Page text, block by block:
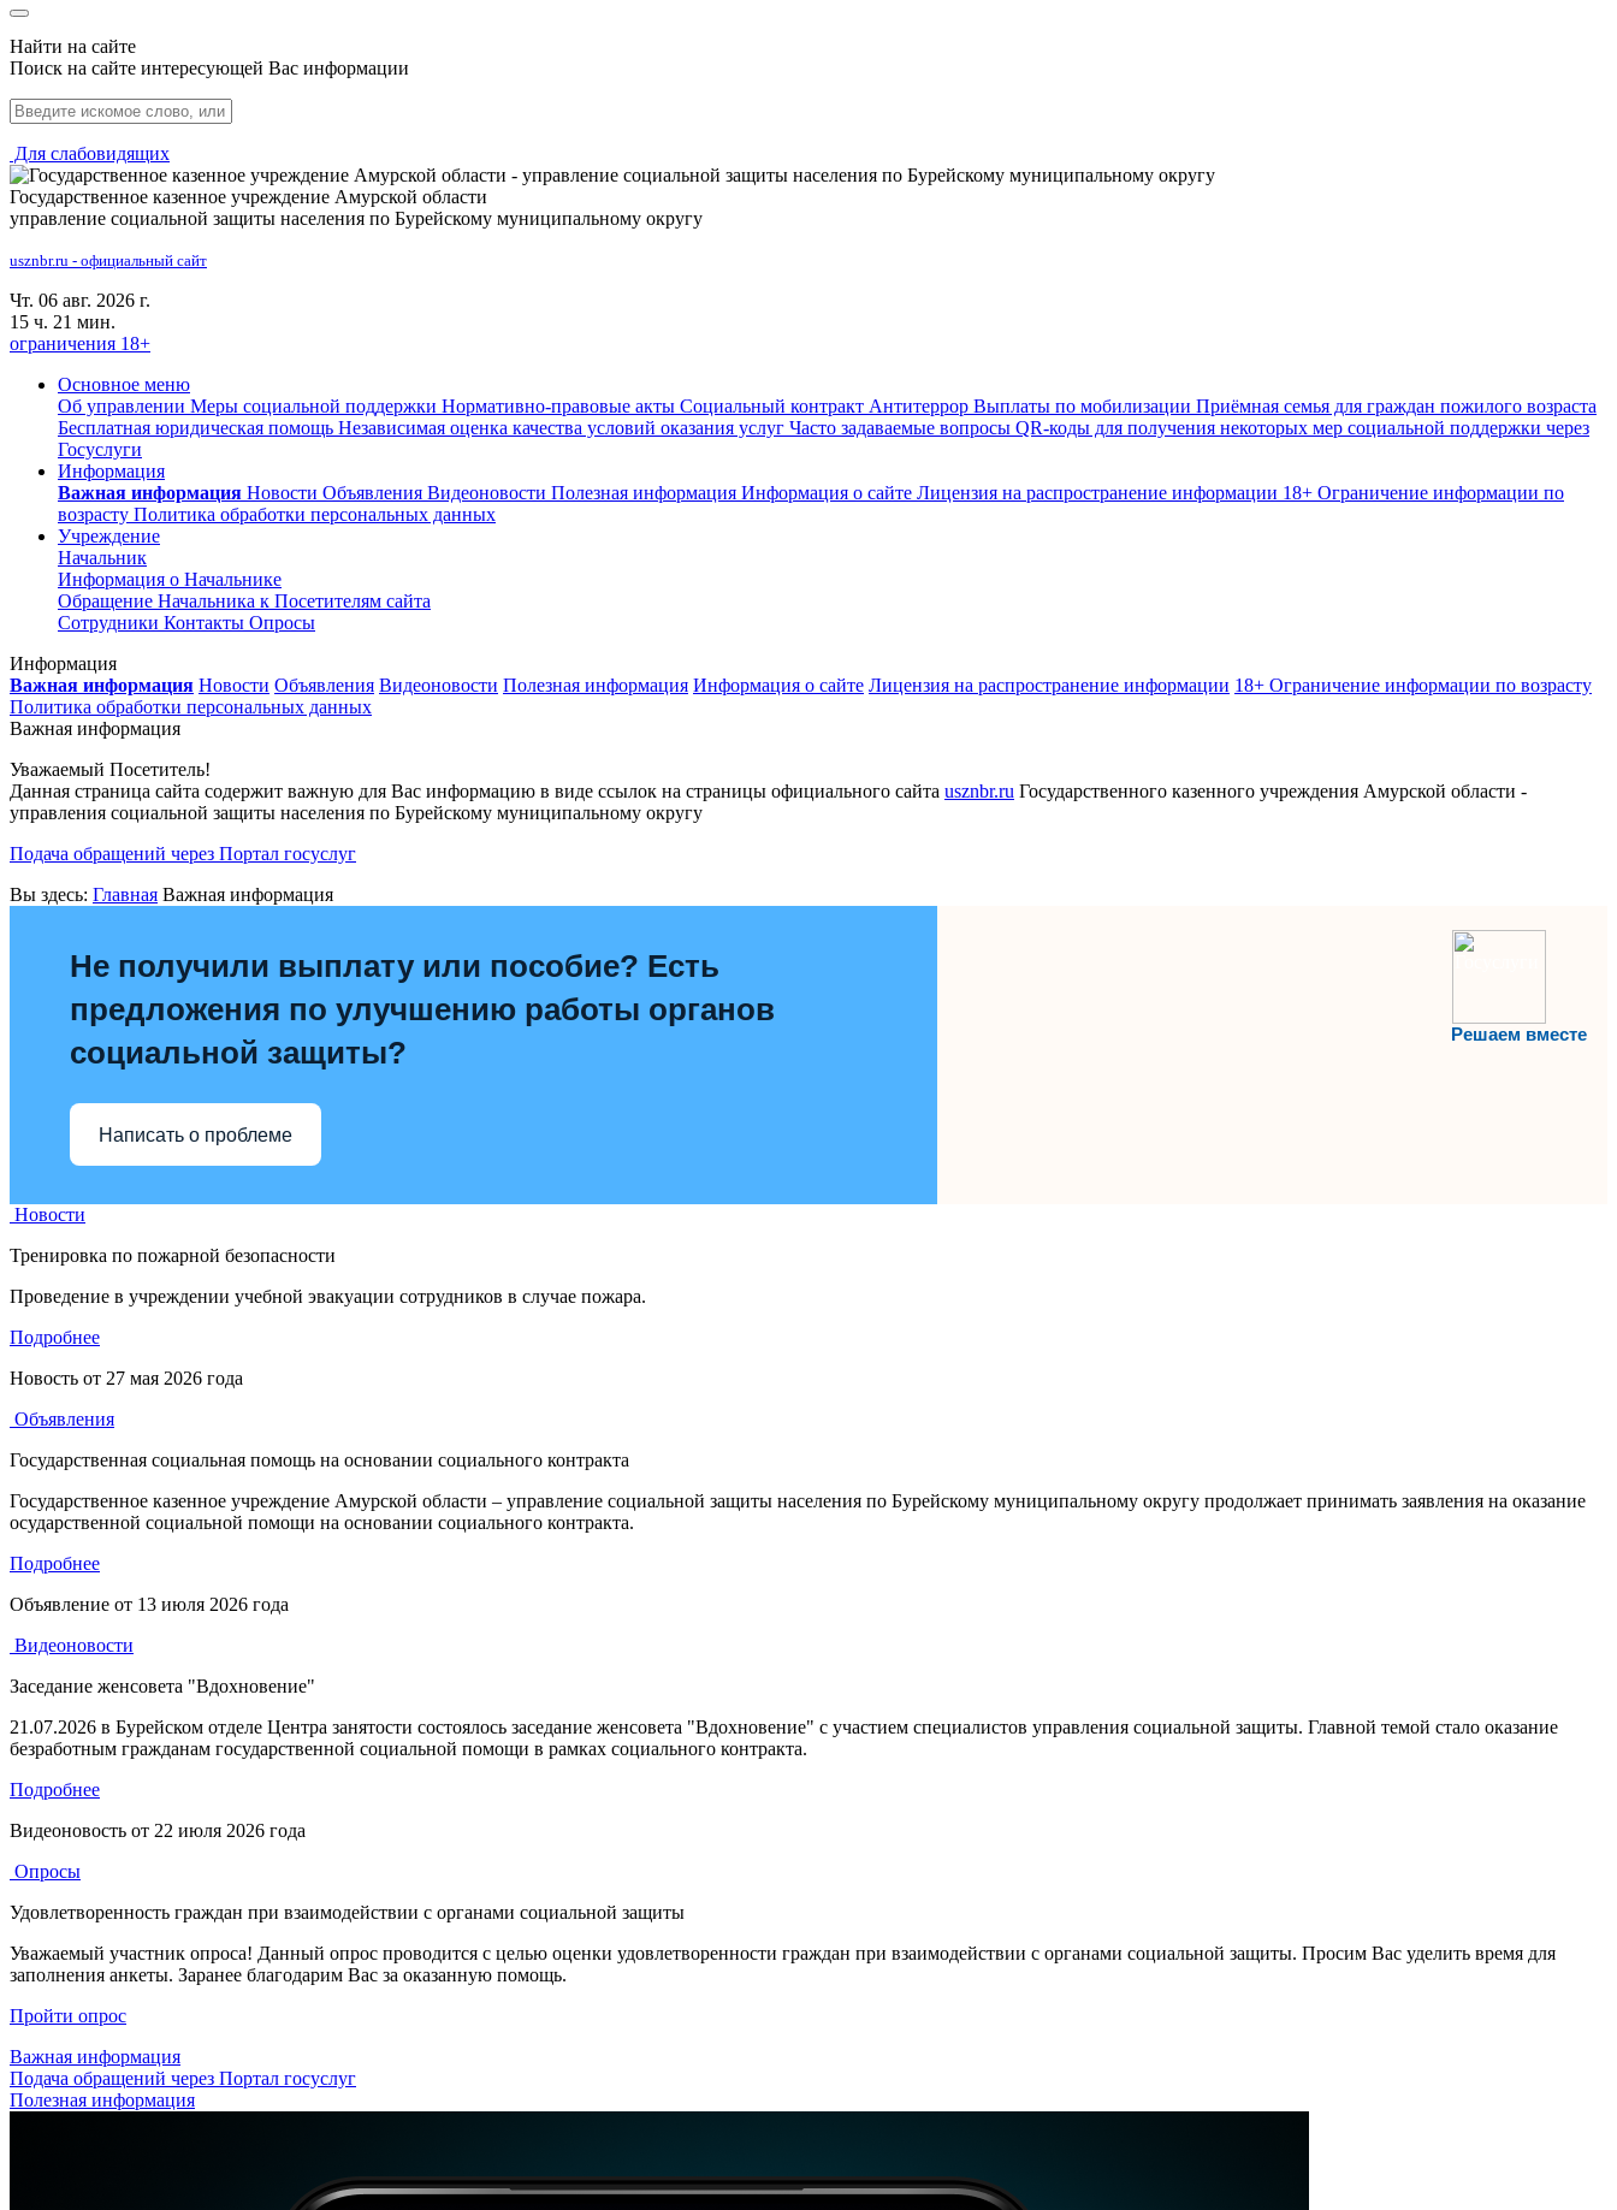
Найти на сайте
Поиск на сайте интересующей Вас информации
Для слабовидящих
Государственное казенное учреждение Амурской области
управление социальной защиты населения по Бурейскому муниципальному округу
usznbr.ru - официальный сайт
Чт. 06 авг. 2026 г.
15 ч. 21 мин.
ограничения 18+
Основное меню
Об управлении Меры социальной поддержки Нормативно-правовые акты Социальный контракт Антитеррор Выплаты по мобилизации Приёмная семья для граждан пожилого возраста
Бесплатная юридическая помощь Независимая оценка качества условий оказания услуг Часто задаваемые вопросы QR-коды для получения некоторых мер социальной поддержки через
Госуслуги
Информация
Важная информация Новости Объявления Видеоновости Полезная информация Информация о сайте Лицензия на распространение информации 18+ Ограничение информации по
возрасту Политика обработки персональных данных
Учреждение
Начальник
Информация о Начальнике
Обращение Начальника к Посетителям сайта
Сотрудники Контакты Опросы
Информация
Важная информация Новости Объявления Видеоновости Полезная информация Информация о сайте Лицензия на распространение информации 18+ Ограничение информации по возрасту
Политика обработки персональных данных
Важная информация
Уважаемый Посетитель!
Данная страница сайта содержит важную для Вас информацию в виде ссылок на страницы официального сайта usznbr.ru Государственного казенного учреждения Амурской области -
управления социальной защиты населения по Бурейскому муниципальному округу
Подача обращений через Портал госуслуг
Вы здесь: Главная Важная информация
Решаем вместе
Не получили выплату или пособие? Есть
предложения по улучшению работы органов
социальной защиты?
Написать о проблеме
Новости
Тренировка по пожарной безопасности
Проведение в учреждении учебной эвакуации сотрудников в случае пожара.
Подробнее
Новость от 27 мая 2026 года
Объявления
Государственная социальная помощь на основании социального контракта
Государственное казенное учреждение Амурской области – управление социальной защиты населения по Бурейскому муниципальному округу продолжает принимать заявления на оказание
осударственной социальной помощи на основании социального контракта.
Подробнее
Объявление от 13 июля 2026 года
Видеоновости
Заседание женсовета "Вдохновение"
21.07.2026 в Бурейском отделе Центра занятости состоялось заседание женсовета "Вдохновение" с участием специалистов управления социальной защиты. Главной темой стало оказание
безработным гражданам государственной социальной помощи в рамках социального контракта.
Подробнее
Видеоновость от 22 июля 2026 года
Опросы
Удовлетворенность граждан при взаимодействии с органами социальной защиты
Уважаемый участник опроса! Данный опрос проводится с целью оценки удовлетворенности граждан при взаимодействии с органами социальной защиты. Просим Вас уделить время для
заполнения анкеты. Заранее благодарим Вас за оказанную помощь.
Пройти опрос
Важная информация
Подача обращений через Портал госуслуг
Полезная информация